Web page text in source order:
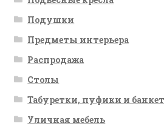
Подушки
Предметы интерьера
Распродажа
Столы
Табуретки, пуфики и
Уличная мебель